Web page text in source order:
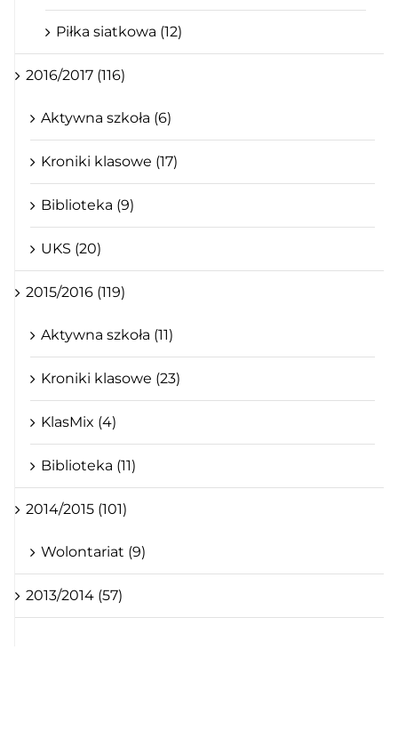
Piłka siatkowa (12)
2016/2017 (116)
Aktywna szkoła (6)
Kroniki klasowe (17)
Biblioteka (9)
UKS (20)
2015/2016 (119)
Aktywna szkoła (11)
Kroniki klasowe (23)
KlasMix (4)
Biblioteka (11)
2014/2015 (101)
Wolontariat (9)
2013/2014 (57)